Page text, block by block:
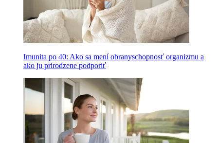
Imunita po 40: Ako sa mení obranyschopnosť organizmu a
ako ju prirodzene podporiť